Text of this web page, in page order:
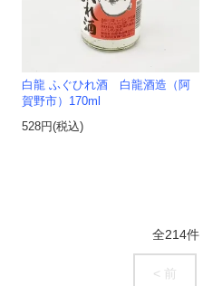
白龍 ふぐひれ酒 白龍酒造（阿
賀野市）170ml
528円(税込)
全214件
< 前